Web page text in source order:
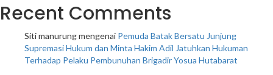
Recent Comments
Siti manurungmengenai Pemuda Batak Bersatu Junjung
Supremasi Hukum dan Minta Hakim Adil Jatuhkan Hukuman
Terhadap Pelaku Pembunuhan Brigadir Yosua Hutabarat